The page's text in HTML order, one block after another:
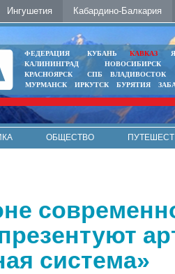
Ингушетия Кабардино-Балкария
ФЕДЕРАЦИЯ КУБАНЬ КАВКАЗ
КАЛИНИНГРАД
НОВОСИБИРСК
КРАСНОЯРСК
СПБ
ВЛАДИВОСТОК
МУРМАНСК
ИРКУТСК БУРЯТИЯ
ОБЩЕСТВО
система»